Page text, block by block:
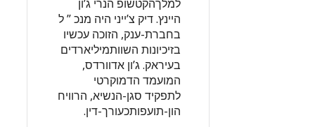
למלךהקטשופ הנרי ג’ון
היינץ. דיק צ’ייני היה מנכ ” ל
בחברת-ענק, הזוכה עכשיו
בזיכיונות השוותמיליארדים
בעיראק. ג’ון אדוורדס,
המועמד הדמוקרטי
לתפקיד סגן-הנשיא, הרוויח
הון-תועפותכעורך-דין.